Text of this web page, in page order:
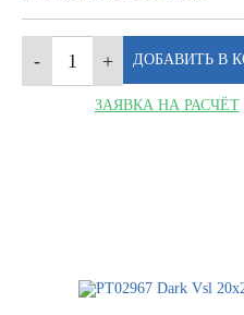
ЗАЯВКА НА РАСЧЁТ